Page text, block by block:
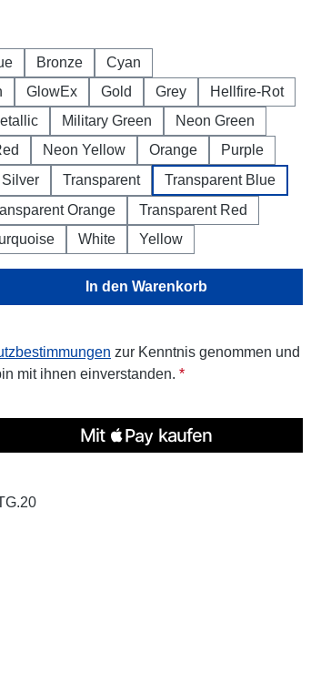
Bronze
Cyan
GlowEx Gold Grey
Hellfire-Rot
Military Green
Neon Green
Neon Yellow Orange
Purple
Silver Transparent
Transparent Blue
Orange
Transparent Red
White Yellow
den gewünschten Wert ein
In den Warenkorb
zur Kenntnis genommen und
mit ihnen einverstanden. *